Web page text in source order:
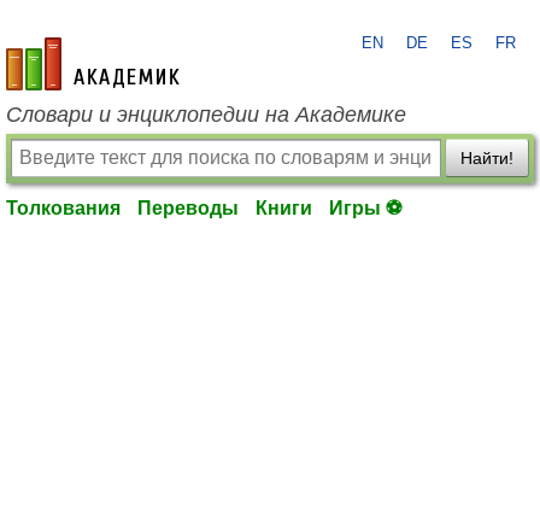
academic.ru
EN DE ES FR
Словари и энциклопедии на Академике
Найти!
Толкования Переводы Книги Игры ⚽